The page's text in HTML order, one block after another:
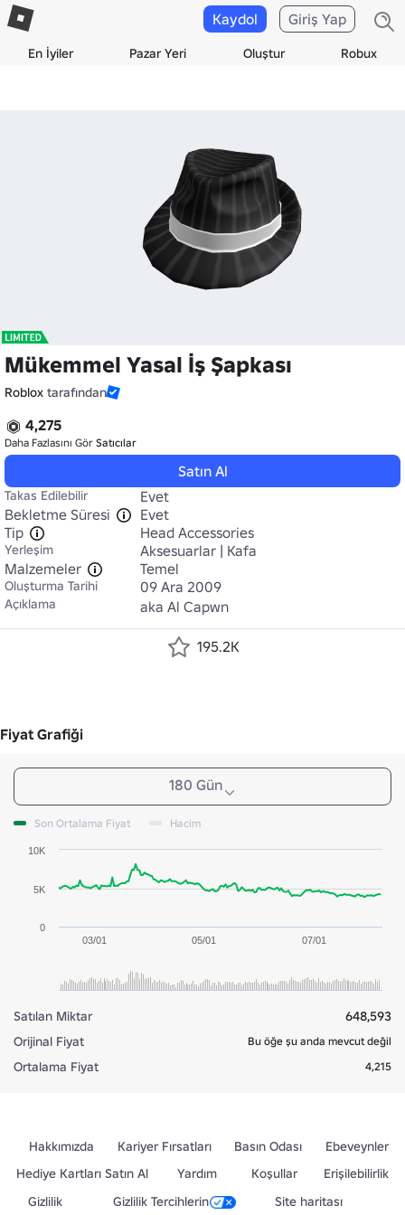
En İyiler Pazar Yeri Oluştur Robux
Kaydol Giriş Yap
Mükemmel Yasal İş Şapkası
Roblox tarafından
4,275
Daha Fazlasını Gör Satıcılar
Satın Al
Takas Edilebilir
Evet
Bekletme Süresi
Evet
Tip
Head Accessories
Yerleşim
Aksesuarlar | Kafa
Malzemeler
Temel
Oluşturma Tarihi 09 Ara 2009
Açıklama aka Al Capwn
195.2K
Fiyat Grafiği
180 Gün
Son Ortalama Fiyat Hacim
03/01 05/01 07/01
0
5K
10K
Satılan Miktar
648,593
Orijinal Fiyat
Bu öğe şu anda mevcut değil
Ortalama Fiyat 4,215
Hakkımızda Kariyer Fırsatları Basın Odası
Ebeveynler
Hediye Kartları Satın Al
Yardım Koşullar
Erişilebilirlik
Gizlilik
Gizlilik Tercihlerin Site haritası